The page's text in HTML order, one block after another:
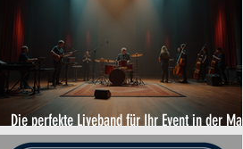
Die perfekte Liveband für Ihr Event in der Marx
Halle – Tipps zur Liveband Wahl